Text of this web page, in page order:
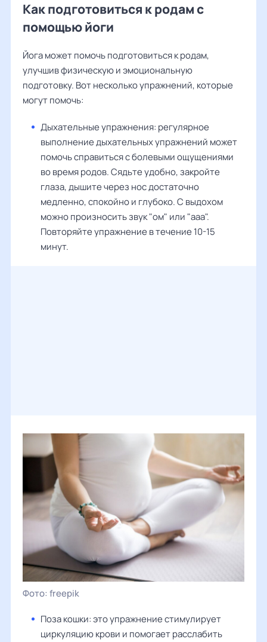
Как подготовиться к родам с
помощью йоги
Йога может помочь подготовиться к родам,
улучшив физическую и эмоциональную
подготовку. Вот несколько упражнений, которые
могут помочь:
Дыхательные упражнения: регулярное
выполнение дыхательных упражнений может
помочь справиться с болевыми ощущениями
во время родов. Сядьте удобно, закройте
глаза, дышите через нос достаточно
медленно, спокойно и глубоко. С выдохом
можно произносить звук "ом" или "ааа".
Повторяйте упражнение в течение 10-15
минут.
freepik
Поза кошки: это упражнение стимулирует
циркуляцию крови и помогает расслабить